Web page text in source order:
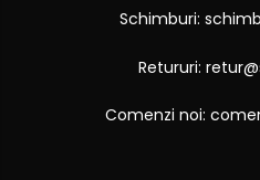
Schimburi:
Retururi:
Comenzi noi: